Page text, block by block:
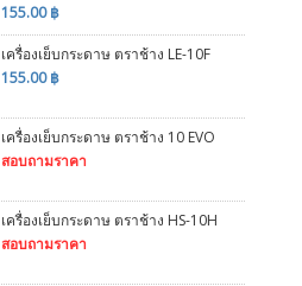
155.00 ฿
เครื่องเย็บกระดาษ ตราช้าง LE-10F
155.00 ฿
เครื่องเย็บกระดาษ ตราช้าง 10 EVO
สอบถามราคา
เครื่องเย็บกระดาษ ตราช้าง HS-10H
สอบถามราคา